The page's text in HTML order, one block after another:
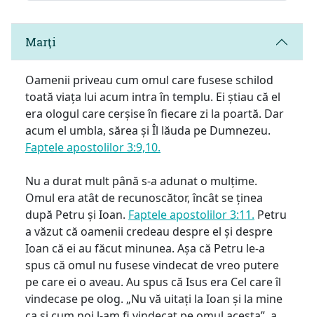
Marţi
Oamenii priveau cum omul care fusese schilod
toată viața lui acum intra în templu. Ei știau că el
era ologul care cerșise în fiecare zi la poartă. Dar
acum el umbla, sărea și Îl lăuda pe Dumnezeu.
Faptele apostolilor 3:9,10.
Nu a durat mult până s-a adunat o mulțime.
Omul era atât de recunoscător, încât se ținea
după Petru și Ioan. Faptele apostolilor 3:11. Petru
a văzut că oamenii credeau despre el și despre
Ioan că ei au făcut minunea. Așa că Petru le-a
spus că omul nu fusese vindecat de vreo putere
pe care ei o aveau. Au spus că Isus era Cel care îl
vindecase pe olog. „Nu vă uitați la Ioan și la mine